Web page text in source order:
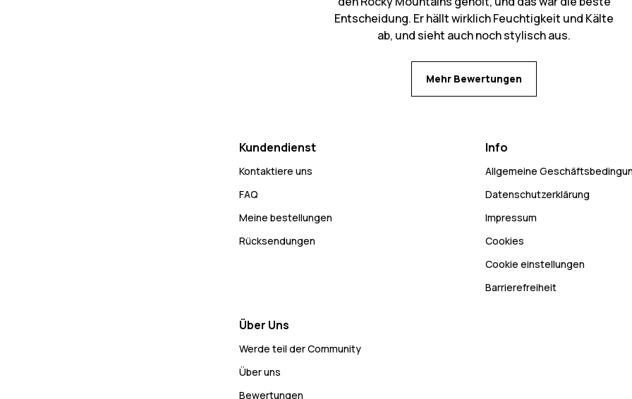
Entscheidung. Er hällt wirklich Feuchtigkeit und Kälte
ab, und sieht auch noch stylisch aus.
Mehr Bewertungen
Kundendienst
Kontaktiere uns
FAQ
Meine bestellungen
Rücksendungen
Info
Allgemeine
Datenschutzerklärung
Impressum
Cookies
Cookie einstellungen
Barrierefreiheit
Über Uns
Werde teil der Community
Über uns
Bewertungen